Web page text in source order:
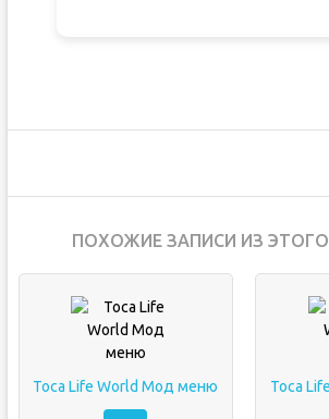
ПОХОЖИЕ ЗАПИСИ ИЗ
Toca Life World Мод меню Toca